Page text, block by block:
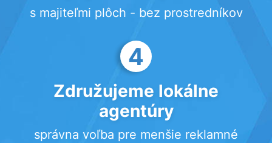
s majiteľmi plôch - bez prostredníkov
4
Združujeme lokálne
agentúry
správna voľba pre menšie reklamné